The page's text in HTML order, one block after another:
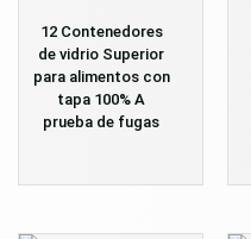
12 Contenedores
de vidrio Superior
para alimentos con
tapa 100% A
prueba de fugas